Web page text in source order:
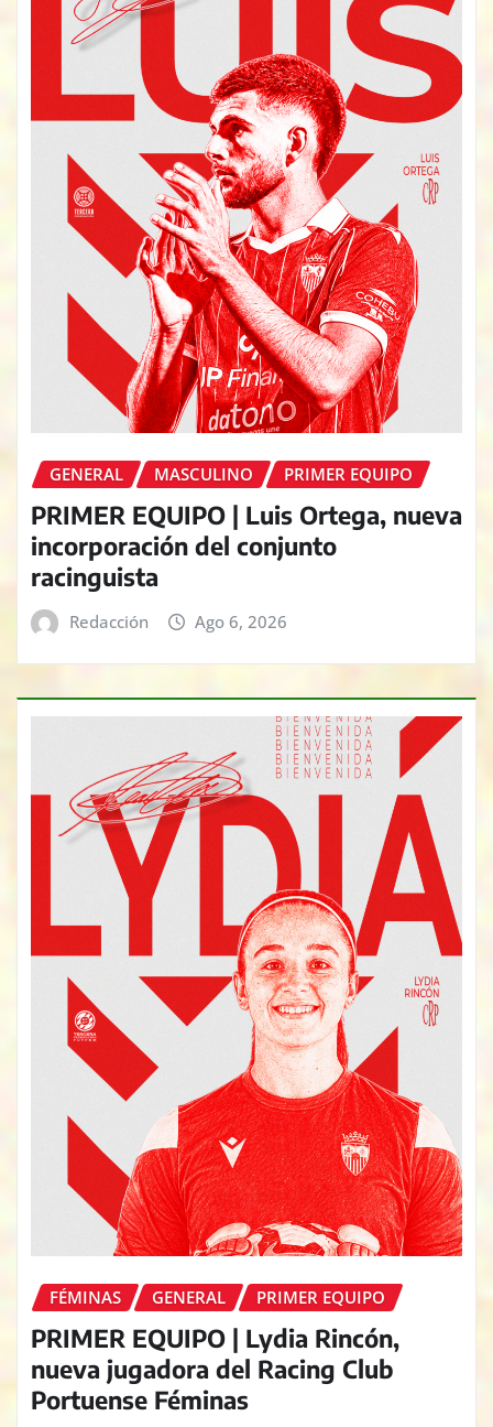
GENERAL MASCULINO PRIMER EQUIPO
PRIMER EQUIPO | Luis Ortega, nueva
incorporación del conjunto
racinguista
Redacción Ago 6, 2026
FÉMINAS GENERAL PRIMER EQUIPO
PRIMER EQUIPO | Lydia Rincón,
nueva jugadora del Racing Club
Portuense Féminas